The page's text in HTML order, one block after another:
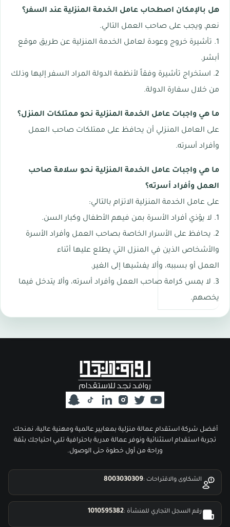
هل بالإمكان اصطحاب عامل الخدمة المنزلية عند السفر؟
نعم, ويجب على صاحب العمل التالي.
1. تأشيرة خروج وعودة لعامل الخدمة المنزلية عن طريق موقع
أبشر.
2. استخراج تأشيرة وفقاً لأنظمة الدولة المراد السفر إليها وذلك
من خلال سفارة الدولة.
ما هي واجبات عامل الخدمة المنزلية نحو ممتلكات المنزل؟
على العامل المنزلي أن يحافظ على ممتلكات صاحب العمل
وأفراد أسرته.
ما هي واجبات عامل الخدمة المنزلية نحو سلامة صاحب
العمل وأفراد أسرته؟
على عامل الخدمة المنزلية الاتزام بالتالي:
1. لا يؤذي أفراد الأسرة بمن فيهم الأطفال وكبار السن.
2. يحافظ على الأسرار الخاصة بصاحب العمل وأفراد الأسرة
والأشخاص الذين في المنزل التي يطلع عليها أثناء
العمل أو بسببه، وألا يفشيها إلى الغير.
3. لا يمس كرامة صاحب العمل وأفراد أسرته، وألا يتدخل فيما
يخصهم.
أفضل شركة استقدام عمالة منزلية بمعايير عالمية ومهنية عالية، نمنحك
تجربة استقدام استثنائية ونوفر عمالة مدربة باحترافية تلبي احتياجك بثقة
وراحة من أول خطوة حتى الوصول.
الشكاوى والاقتراحات :8003030309
رقم السجل التجاري للمنشأة :1010595382